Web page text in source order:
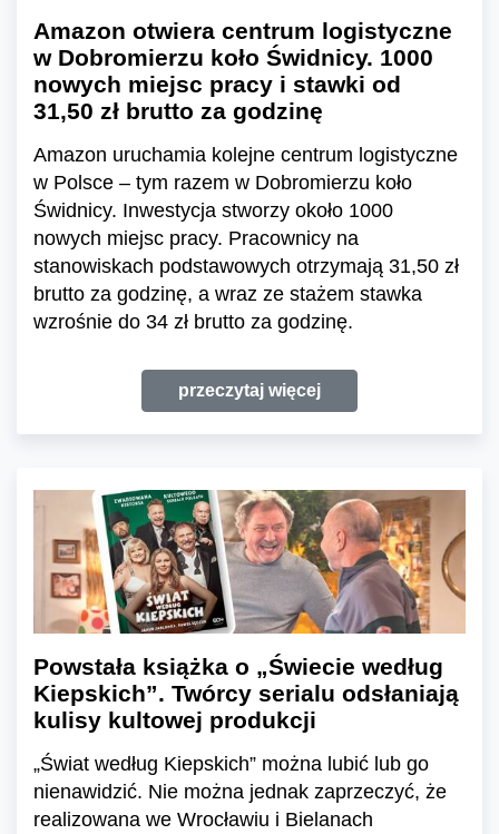
Amazon otwiera centrum logistyczne
w Dobromierzu koło Świdnicy. 1000
nowych miejsc pracy i stawki od
31,50 zł brutto za godzinę
Amazon uruchamia kolejne centrum logistyczne
w Polsce – tym razem w Dobromierzu koło
Świdnicy. Inwestycja stworzy około 1000
nowych miejsc pracy. Pracownicy na
stanowiskach podstawowych otrzymają 31,50 zł
brutto za godzinę, a wraz ze stażem stawka
wzrośnie do 34 zł brutto za godzinę.
przeczytaj więcej
Powstała książka o „Świecie według
Kiepskich”. Twórcy serialu odsłaniają
kulisy kultowej produkcji
„Świat według Kiepskich” można lubić lub go
nienawidzić. Nie można jednak zaprzeczyć, że
realizowana we Wrocławiu i Bielanach